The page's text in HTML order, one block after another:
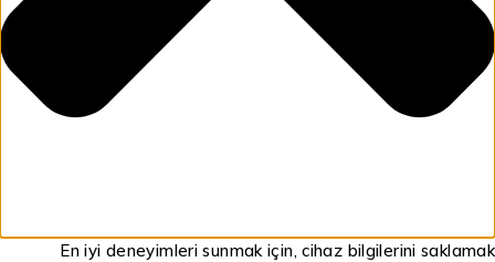
En iyi deneyimleri sunmak için, cihaz bilgilerini